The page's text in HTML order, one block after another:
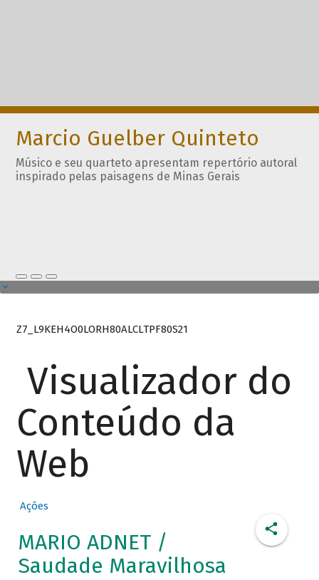
Marcio Guelber Quinteto
Músico e seu quarteto apresentam repertório autoral
inspirado pelas paisagens de Minas Gerais
Z7_L9KEH4O0LORH80ALCLTPF80S21
Visualizador do
Conteúdo da
Web
Ações
MARIO ADNET /
Saudade Maravilhosa